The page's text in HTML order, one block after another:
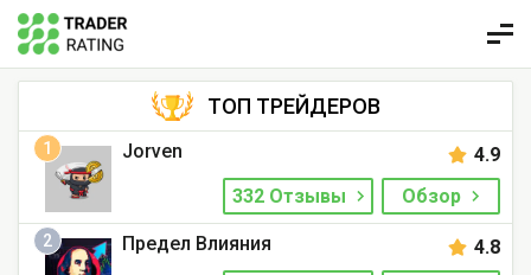
ТОП ТРЕЙДЕРОВ
1 Jorven
4.9
332 Отзывы
Обзор
2 Предел Влияния
4.8